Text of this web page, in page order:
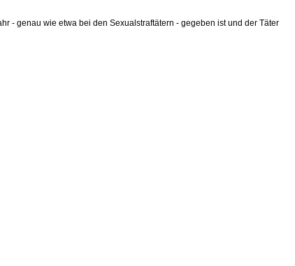
- genau wie etwa bei den Sexualstraftätern - gegeben ist und der Täter